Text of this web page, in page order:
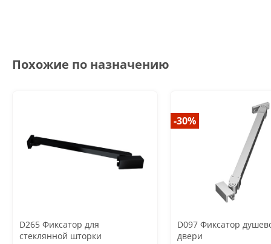
Похожие по назначению
D265 Фиксатор для
стеклянной шторки
-30%
D097 Фиксатор
двери